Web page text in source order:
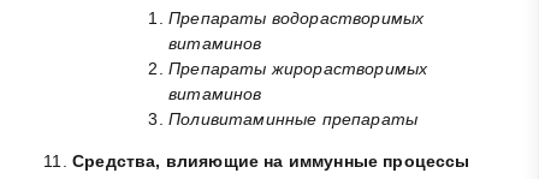
Препараты водорастворимых
витаминов
Препараты жирорастворимых
витаминов
Поливитаминные препараты
Средства, влияющие на иммунные процессы